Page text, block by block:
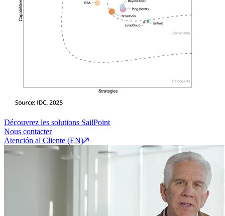
Découvrez les solutions SailPoint
Nous contacter
Atención al Cliente (EN)